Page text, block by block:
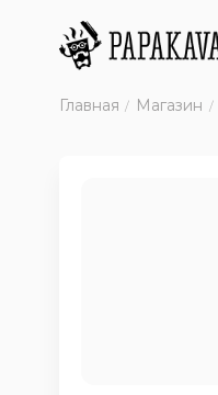
Главная Магазин